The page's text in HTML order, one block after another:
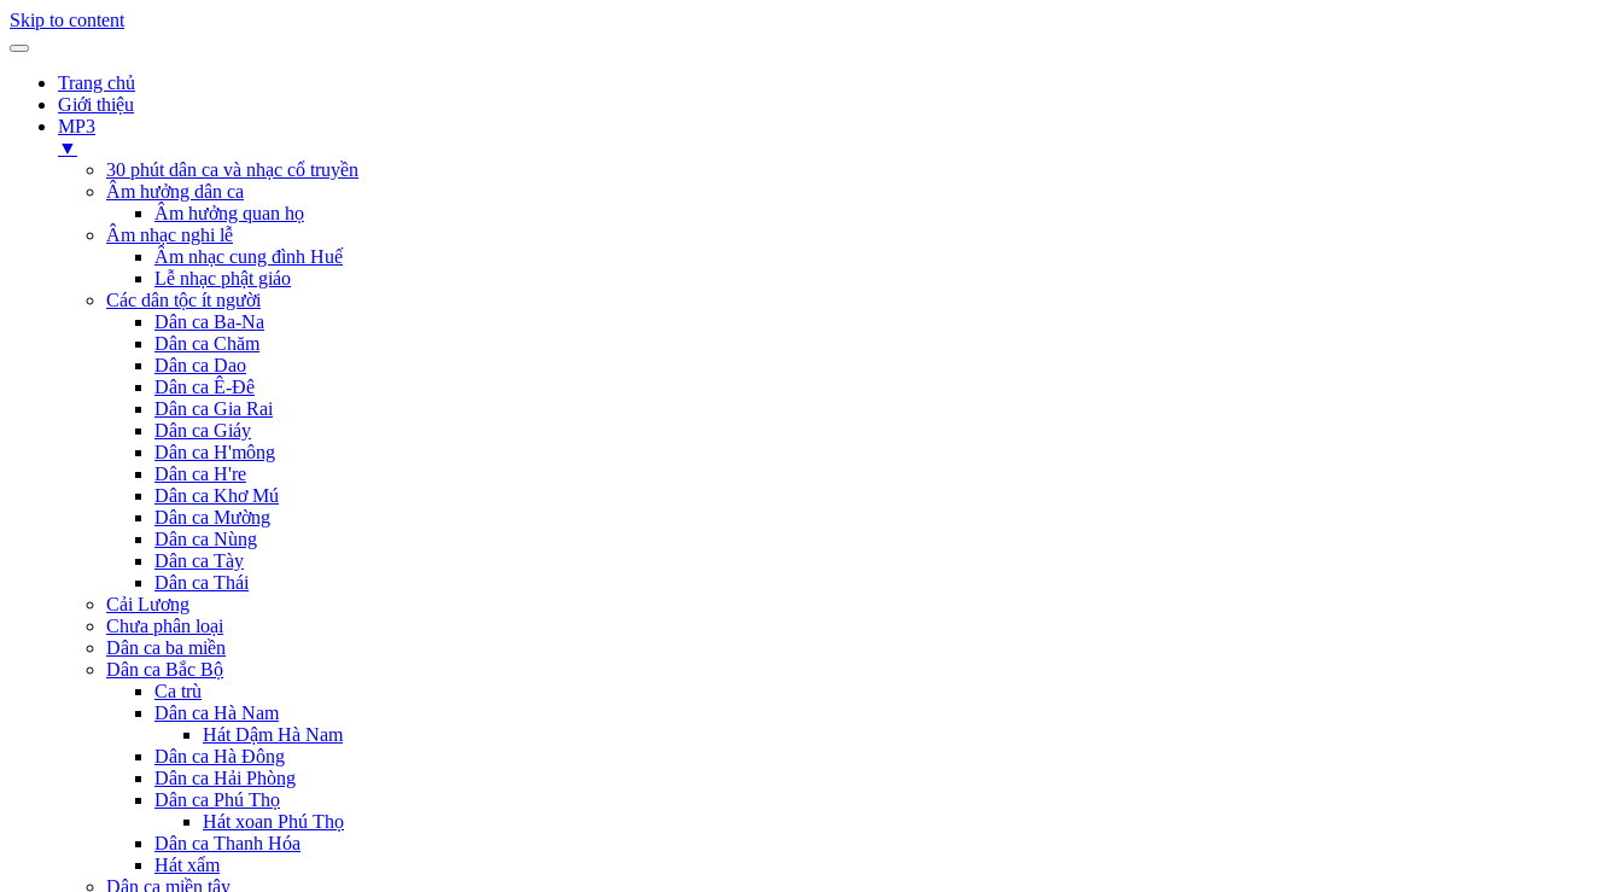
Skip to content
Trang chủ
Giới thiệu
MP3
▼
30 phút dân ca và nhạc cổ truyền
Âm hưởng dân ca
Âm hưởng quan họ
Âm nhạc nghi lễ
Âm nhạc cung đình Huế
Lễ nhạc phật giáo
Các dân tộc ít người
Dân ca Ba-Na
Dân ca Chăm
Dân ca Dao
Dân ca Ê-Đê
Dân ca Gia Rai
Dân ca Giáy
Dân ca H'mông
Dân ca H're
Dân ca Khơ Mú
Dân ca Mường
Dân ca Nùng
Dân ca Tày
Dân ca Thái
Cải Lương
Chưa phân loại
Dân ca ba miền
Dân ca Bắc Bộ
Ca trù
Dân ca Hà Nam
Hát Dậm Hà Nam
Dân ca Hà Đông
Dân ca Hải Phòng
Dân ca Phú Thọ
Hát xoan Phú Thọ
Dân ca Thanh Hóa
Hát xẩm
Dân ca miền tây